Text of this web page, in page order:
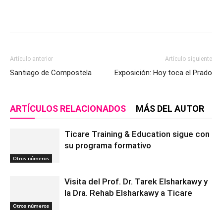
Artículo anterior
Santiago de Compostela
Artículo siguiente
Exposición: Hoy toca el Prado
ARTÍCULOS RELACIONADOS MÁS DEL AUTOR
Otros números
Ticare Training & Education sigue con
su programa formativo
Otros números
Visita del Prof. Dr. Tarek Elsharkawy y
la Dra. Rehab Elsharkawy a Ticare